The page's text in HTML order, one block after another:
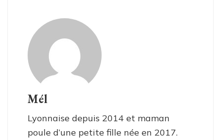
Mél
Lyonnaise depuis 2014 et maman
poule d’une petite fille née en 2017.